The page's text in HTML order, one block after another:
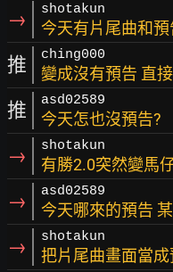
→ shotakun
今天有片尾曲和預
推 ching000
變成沒有預告 直
推 asd02589
今天怎也沒預告?
→ shotakun
有勝2.0突然變馬
→ asd02589
今天哪來的預告
→ shotakun
把片尾曲畫面當